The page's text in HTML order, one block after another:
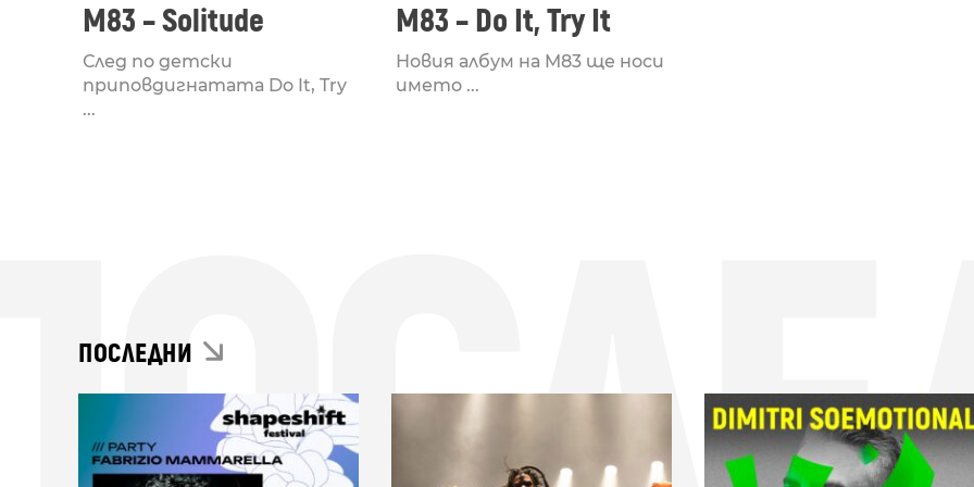
M83 – Solitude
След по детски
приповдигнатата Do It, Try
...
M83 – Do It, Try It
Новия албум на M83 ще носи
името ...
ПОСЛЕДНИ